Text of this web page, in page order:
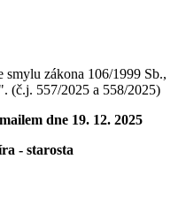
zákona 106/1999 Sb.,
(č.j. 557/2025 a 558/2025)
dne 19. 12. 2025
- starosta